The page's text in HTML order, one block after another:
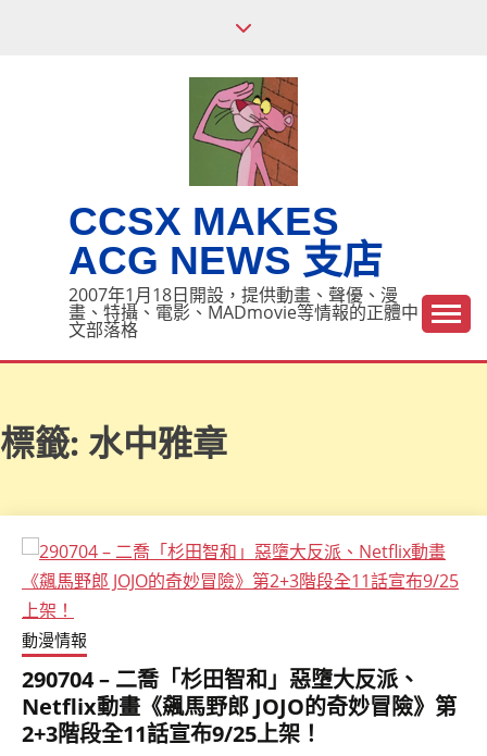
CCSX MAKES
ACG NEWS 支店
2007年1月18日開設，提供動畫、聲優、漫
畫、特攝、電影、MADmovie等情報的正體中
文部落格
標籤: 水中雅章
動漫情報
290704 – 二喬「杉田智和」惡墮大反派、
Netflix動畫《飆馬野郎 JOJO的奇妙冒險》第
2+3階段全11話宣布9/25上架！